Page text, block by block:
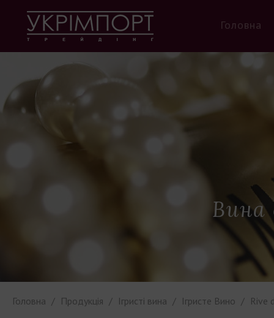
Головна
Вина
Головна Продукція Ігристі вина Iгристе Вино Rive